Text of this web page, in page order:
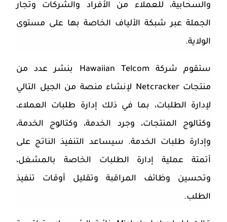
والسحابية، للعملاء من الأفراد والشركات وتجار
الجملة عبر شبكة الألياف الخاصة بها على مستوى
الولاية.
ستقوم شركة Hawaiian Telcom بنشر عدد من
منتجاتNetcracker لإنشاء منصة من الجيل التالي
لإدارة الطلبات، بما في ذلك إدارة طلبات العملاء،
وكتالوج المنتجات، وجرد الخدمة، وكتالوج الخدمة،
وإدارة طلبات الخدمة. سيساعد التنفيذ الناتج على
أتمتة عملية إدارة الطلبات الخاصة بالمشغل،
وتحسين وظائف المراقبة وتقليل أوقات تنفيذ
الطلب.